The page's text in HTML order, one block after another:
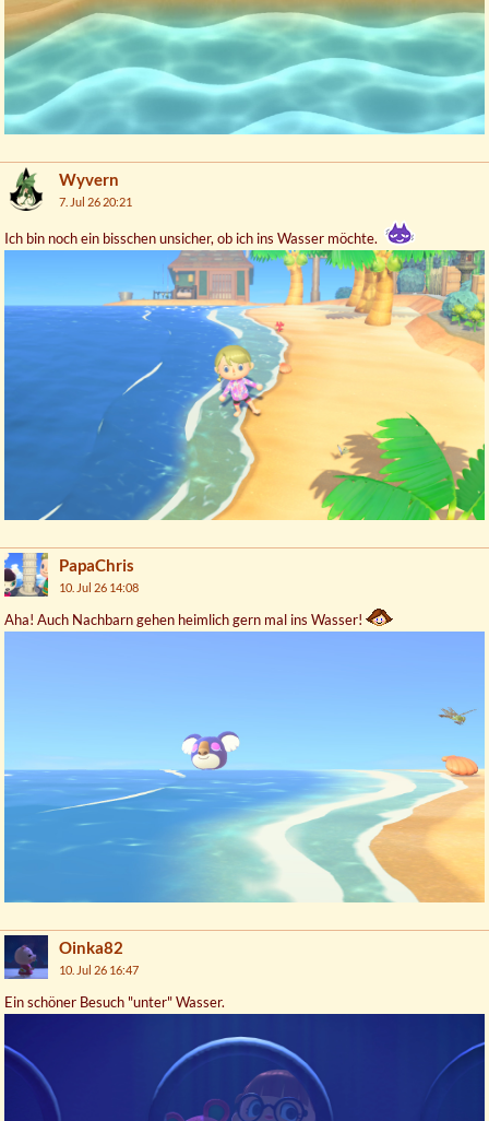
Wyvern
7. Jul 26 20:21
Ich bin noch ein bisschen unsicher, ob ich ins Wasser möchte.
PapaChris
10. Jul 26 14:08
Aha! Auch Nachbarn gehen heimlich gern mal ins Wasser!
Oinka82
10. Jul 26 16:47
Ein schöner Besuch "unter" Wasser.